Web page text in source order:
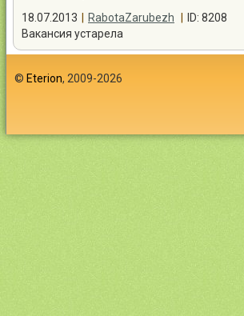
18.07.2013 RabotaZarubezh
ID: 8208
Вакансия устарела
© Eterion, 2009-2026